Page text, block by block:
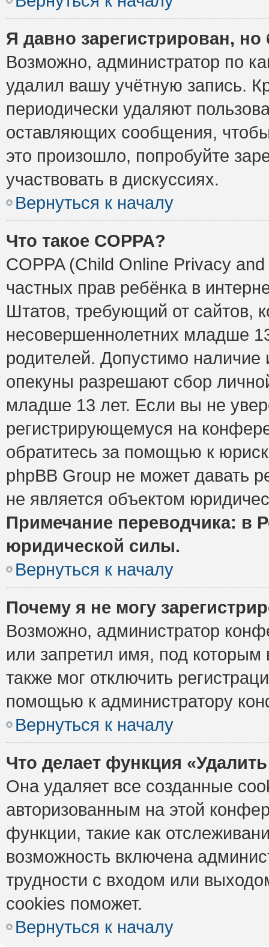
Я давно зарегистрирован,
Возможно, администратор по
удалил вашу учётную запись.
периодически удаляют
оставляющих сообщения,
это произошло, попробуйте
участвовать в дискуссиях.
Вернуться к началу
Что такое COPPA?
COPPA (Child Online Privacy
частных прав ребёнка в
Штатов, требующий от сайтов,
несовершеннолетних младше
родителей. Допустимо наличие
опекуны разрешают сбор
младше 13 лет. Если вы не
регистрирующемуся на
обратитесь за помощью к
phpBB Group не может давать
не является объектом
Примечание переводчика: в
юридической силы.
Вернуться к началу
Почему я не могу
Возможно, администратор
или запретил имя, под которым
также мог отключить
помощью к администратору
Вернуться к началу
Что делает функция
Она удаляет все созданные
авторизованным на этой
функции, такие как
возможность включена
трудности с входом или
cookies поможет.
Вернуться к началу